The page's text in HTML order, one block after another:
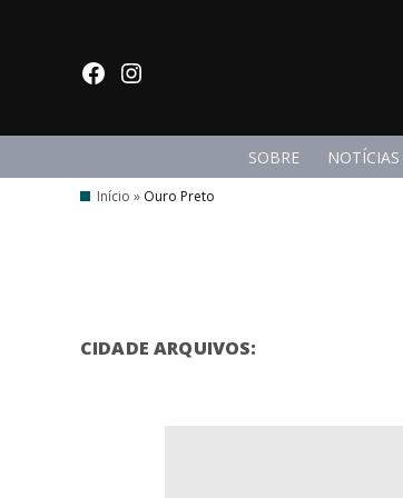
facebookInstagram
SOBRE NOTÍCIAS
Início » Ouro Preto
CIDADE ARQUIVOS: